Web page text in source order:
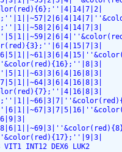
VIT1 INT12 DEX6 LUK2